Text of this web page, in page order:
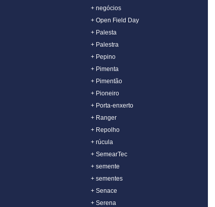
+ negócios
+ Open Field Day
+ Palesta
+ Palestra
+ Pepino
+ Pimenta
+ Pimentão
+ Pioneiro
+ Porta-enxerto
+ Ranger
+ Repolho
+ rúcula
+ SemearTec
+ semente
+ sementes
+ Senace
+ Serena